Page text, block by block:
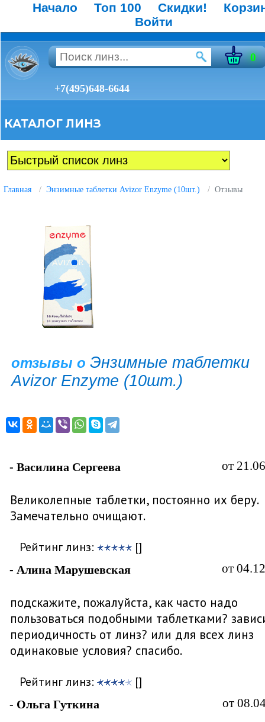
Начало Топ 100 Скидки!
Войти
0
+7(495)648-6644
КАТАЛОГ ЛИНЗ
Главная Энзимные таблетки Avizor Enzyme (10шт.) Отзывы
отзывы о Энзимные таблетки
Avizor Enzyme (10шт.)
- Ваcилина Сергеева от
Великолепные таблетки, постоянно их беру.
Замечательно очищают.
Рейтинг линз: []
- Алина Марушевская от
подскажите, пожалуйста, как часто надо
пользоваться подобными таблетками?
периодичность от линз? или для всех линз
одинаковые условия? спасибо.
Рейтинг линз: []
- Ольга Гуткина от